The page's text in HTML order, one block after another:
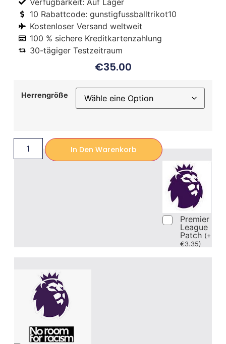
Verfügbarkeit: Auf Lager
10 Rabattcode: gunstigfussballtrikot10
Kostenloser Versand weltweit
100 % sichere Kreditkartenzahlung
30-tägiger Testzeitraum
€35.00
Herrengröße
In Den Warenkorb
Premier
League
Patch (+
€3.35)